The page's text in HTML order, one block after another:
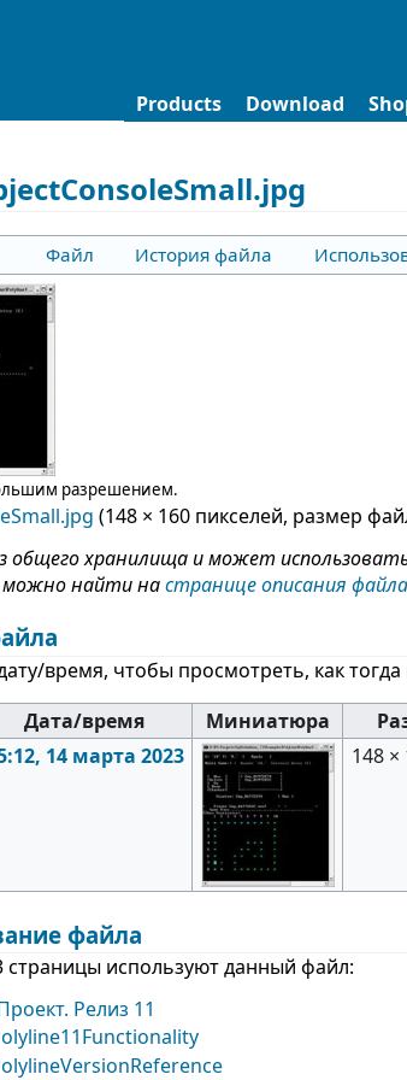
Products Download
Файл История файла
разрешением.
‎(148 × 160 пикселей, размер
хранилища и может
найти настранице описания
время, чтобы просмотреть, как тогда
Дата/время
Миниатюра
14 марта 2023 148 ×
файла
используют данный файл:
Релиз 11